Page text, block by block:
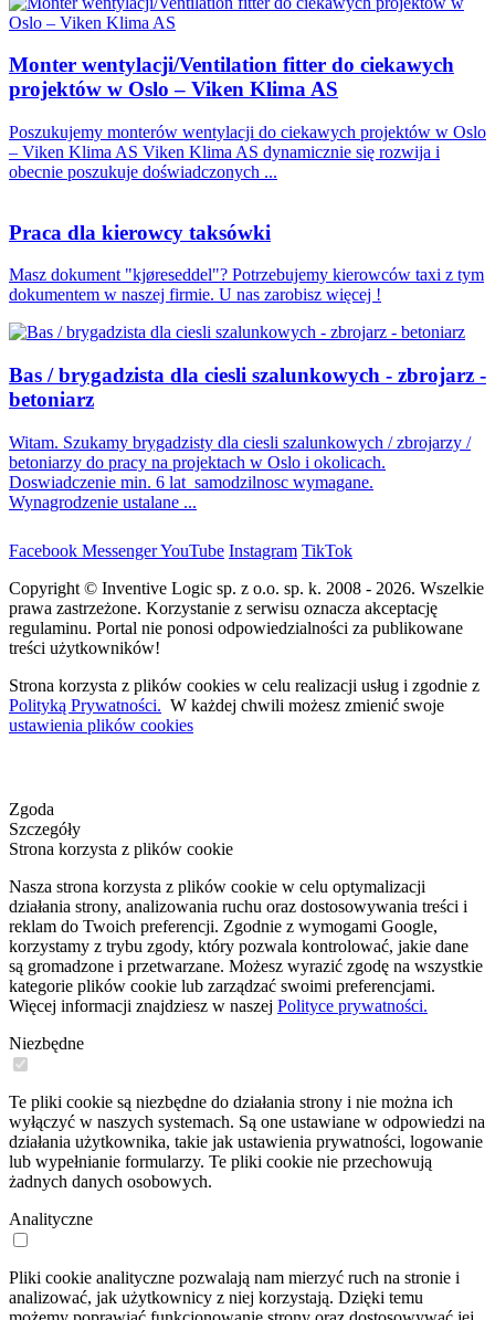
Monter wentylacji/Ventilation fitter do ciekawych
projektów w Oslo – Viken Klima AS
Poszukujemy monterów wentylacji do ciekawych projektów w Oslo
– Viken Klima AS Viken Klima AS dynamicznie się rozwija i
obecnie poszukuje doświadczonych ...
Praca dla kierowcy taksówki
Masz dokument "kjøreseddel"? Potrzebujemy kierowców taxi z tym
dokumentem w naszej firmie. U nas zarobisz więcej !
Bas / brygadzista dla ciesli szalunkowych - zbrojarz -
betoniarz
Witam. Szukamy brygadzisty dla ciesli szalunkowych / zbrojarzy /
betoniarzy do pracy na projektach w Oslo i okolicach.
Doswiadczenie min. 6 lat samodzilnosc wymagane.
Wynagrodzenie ustalane ...
Facebook MessengerYouTube Instagram TikTok
Copyright © Inventive Logic sp. z o.o. sp. k. 2008 - 2026. Wszelkie
prawa zastrzeżone. Korzystanie z serwisu oznacza akceptację
regulaminu. Portal nie ponosi odpowiedzialności za publikowane
treści użytkowników!
Strona korzysta z plików cookies w celu realizacji usług i zgodnie z
Polityką Prywatności. W każdej chwili możesz zmienić swoje
ustawienia plików cookies
Zgoda
Szczegóły
Strona korzysta z plików cookie
Nasza strona korzysta z plików cookie w celu optymalizacji
działania strony, analizowania ruchu oraz dostosowywania treści i
reklam do Twoich preferencji. Zgodnie z wymogami Google,
korzystamy z trybu zgody, który pozwala kontrolować, jakie dane
są gromadzone i przetwarzane. Możesz wyrazić zgodę na wszystkie
kategorie plików cookie lub zarządzać swoimi preferencjami.
Więcej informacji znajdziesz w naszej Polityce prywatności.
Niezbędne
Te pliki cookie są niezbędne do działania strony i nie można ich
wyłączyć w naszych systemach. Są one ustawiane w odpowiedzi na
działania użytkownika, takie jak ustawienia prywatności, logowanie
lub wypełnianie formularzy. Te pliki cookie nie przechowują
żadnych danych osobowych.
Analityczne
Pliki cookie analityczne pozwalają nam mierzyć ruch na stronie i
analizować, jak użytkownicy z niej korzystają. Dzięki temu